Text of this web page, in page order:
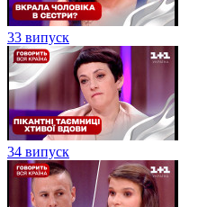
33 випуск
34 випуск